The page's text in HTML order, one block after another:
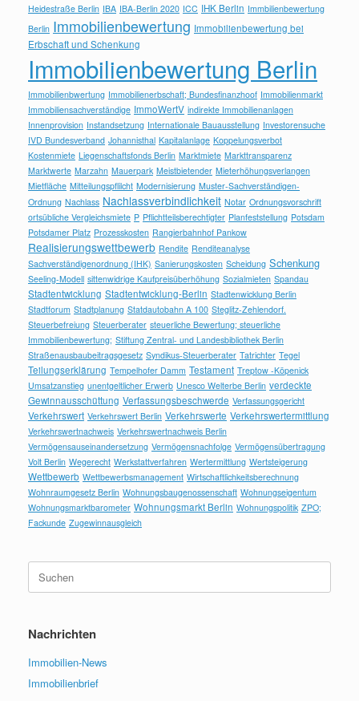
Heidestraße Berlin IBA IBA-Berlin 2020 ICC IHK Berlin Immbilienbewertung
Berlin Immobilienbewertung Immobilienbewertung bei
Erbschaft und Schenkung
Immobilienbewertung Berlin
Immobilienbwertung Immobilienerbschaft; Bundesfinanzhoof Immobilienmarkt
Immobiliensachverständige ImmoWertV indirekte Immobilienanlagen
Innenprovision Instandsetzung Internationale Bauausstellung Investorensuche
IVD Bundesverband Johannisthal Kapitalanlage Koppelungsverbot
Kostenmiete Liegenschaftsfonds Berlin Marktmiete Markttransparenz
Marktwerte Marzahn Mauerpark Meistbietender Mieterhöhungsverlangen
Mietfläche Mitteilungspflilcht Modernisierung Muster-Sachverständigen-
Ordnung Nachlass Nachlassverbindlichkeit Notar Ordnungsvorschrift
ortsübliche Vergleichsmiete P Pflichtteilsberechtigter Planfeststellung Potsdam
Potsdamer Platz Prozesskosten Rangierbahnhof Pankow
Realisierungswettbewerb Rendite Renditeanalyse
Sachverständigenordnung (IHK) Sanierungskosten Scheidung Schenkung
Seeling-Modell sittenwidrige Kaufpreisüberhöhung Sozialmieten Spandau
Stadtentwicklung Stadtentwicklung-Berlin Stadtenwicklung Berlin
Stadtforum Stadtplanung Statdautobahn A 100 Steglitz-Zehlendorf.
Steuerbefreiung Steuerberater steuerliche Bewertung; steuerliche
Immobilienbewertung; Stiftung Zentral- und Landesbibliothek Berlin
Straßenausbaubeitragsgesetz Syndikus-Steuerberater Tatrichter Tegel
Teilungserklärung Tempelhofer Damm Testament Treptow -Köpenick
Umsatzanstieg unentgeltlicher Erwerb Unesco Welterbe Berlin verdeckte
Gewinnausschüttung Verfassungsbeschwerde Verfassungsgericht
Verkehrswert Verkehrswert Berlin Verkehrswerte Verkehrswertermittlung
Verkehrswertnachweis Verkehrswertnachweis Berlin
Vermögensauseinandersetzung Vermögensnachfolge Vermögensübertragung
Volt Berlin Wegerecht Werkstattverfahren Wertermittlung Wertsteigerung
Wettbewerb Wettbewerbsmanagement Wirtschaftlichkeitsberechnung
Wohnraumgesetz Berlin Wohnungsbaugenossenschaft Wohnungseigentum
Wohnungsmarktbarometer Wohnungsmarkt Berlin Wohnungspolitik ZPO;
Fackunde Zugewinnausgleich
Suchen
nach:
Nachrichten
Immobilien-News
Immobilienbrief